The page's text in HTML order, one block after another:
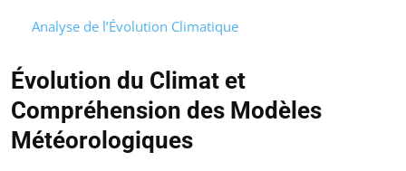
Analyse de l’Évolution Climatique
Évolution du Climat et
Compréhension des Modèles
Météorologiques